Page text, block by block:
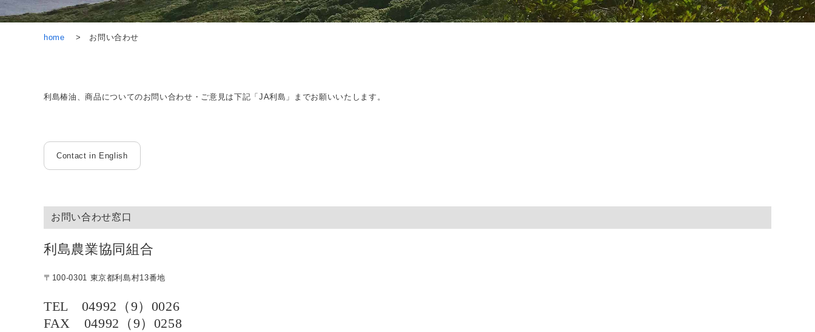
home お問い合わせ
利島椿油、商品についてのお問い合わせ・ご意見は下記「JA利島」までお願いいたします。
Contact in English
お問い合わせ窓口
利島農業協同組合
〒100-0301 東京都利島村13番地
TEL 04992（9）0026
FAX 04992（9）0258